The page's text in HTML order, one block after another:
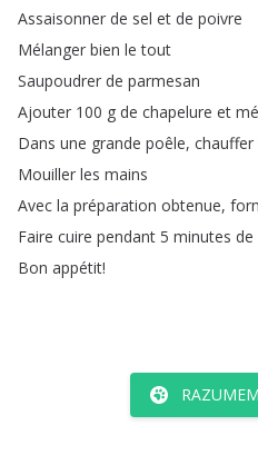
Assaisonner de sel et de poivre
Mélanger bien le tout
Saupoudrer de parmesan
Ajouter 100 g de chapelure et
Dans une grande poêle, chauffer
Mouiller les mains
Avec la préparation obtenue,
Faire cuire pendant 5 minutes de
Bon appétit!